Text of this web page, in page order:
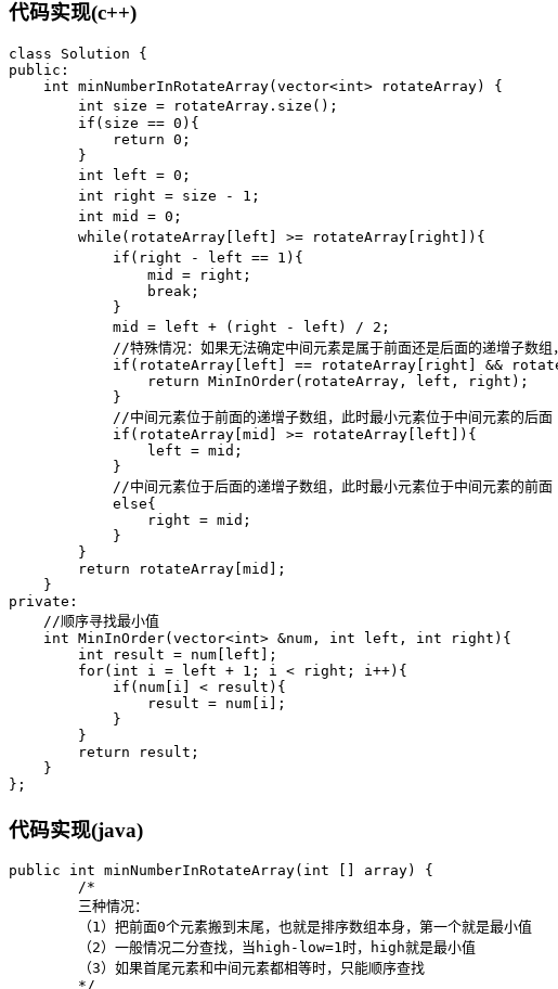
代码实现(c++)
class Solution {
public:
    int minNumberInRotateArray(vector<int> rotateArray) {
int size = rotateArray.size();
        if(size == 0){
            return 0;
        }
int left = 0;
int right = size - 1;
int mid = 0;
while(rotateArray[left] >= rotateArray[right]){
if(right - left == 1){
                mid = right;
                break;
            }
mid = left + (right - left) / 2;
//特殊情况：如果无法确定中间元素是属于前面还是后面的递增子数组
if(rotateArray[left] == rotateArray[right] &&
                return MinInOrder(rotateArray, left, right);
            }
            //中间元素位于前面的递增子数组，此时最小元素位于中间元素的后面
            if(rotateArray[mid] >= rotateArray[left]){
                left = mid;
            }
            //中间元素位于后面的递增子数组，此时最小元素位于中间元素的前面
            else{
                right = mid;
            }
        }
        return rotateArray[mid];
    }
private:
    //顺序寻找最小值
    int MinInOrder(vector<int> &num, int left, int right){
        int result = num[left];
        for(int i = left + 1; i < right; i++){
            if(num[i] < result){
                result = num[i];
            }
        }
        return result;
    }
代码实现(java)
public int minNumberInRotateArray(int [] array) {
        /*
        三种情况：
        （1）把前面0个元素搬到末尾，也就是排序数组本身，第一个就是最小值
        （2）一般情况二分查找，当high-low=1时，high就是最小值
        （3）如果首尾元素和中间元素都相等时，只能顺序查找
        */